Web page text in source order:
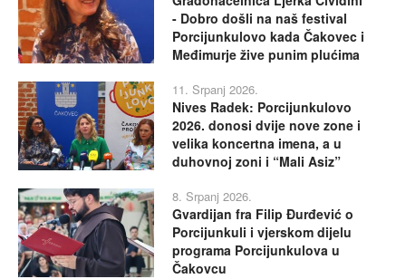
- Dobro došli na naš festival
Porcijunkulovo kada Čakovec i
Međimurje žive punim plućima
11. Srpanj 2026.
Nives Radek: Porcijunkulovo
2026. donosi dvije nove zone i
velika koncertna imena, a u
duhovnoj zoni i “Mali Asiz”
8. Srpanj 2026.
Gvardijan fra Filip Đurđević o
Porcijunkuli i vjerskom dijelu
programa Porcijunkulova u
Čakovcu